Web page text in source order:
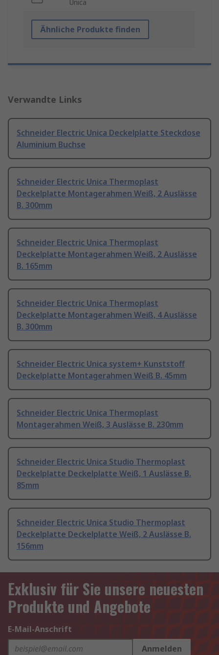
Unica
Ähnliche Produkte finden
Verwandte Links
Schneider Electric Unica Deckelplatte Steckdose
Aluminium Buchse
Schneider Electric Unica Thermoplast
Deckelplatte Montagerahmen Weiß, 2 Auslässe
B. 300mm
Schneider Electric Unica Thermoplast
Deckelplatte Montagerahmen Weiß, 2 Auslässe
B. 165mm
Schneider Electric Unica Thermoplast
Deckelplatte Montagerahmen Weiß, 4 Auslässe
B. 300mm
Schneider Electric Unica system+ Kunststoff
Deckelplatte Montagerahmen Weiß B. 45mm
Schneider Electric Unica Thermoplast
Montagerahmen Weiß, 3 Auslässe B. 230mm
Schneider Electric Unica Studio Thermoplast
Deckelplatte Deckelplatte Weiß, 1 Auslässe B.
85mm
Schneider Electric Unica Studio Thermoplast
Deckelplatte Deckelplatte Weiß, 2 Auslässe B.
156mm
Exklusiv für Sie unsere neuesten
Produkte und Angebote
E-Mail-Anschrift
Anmelden